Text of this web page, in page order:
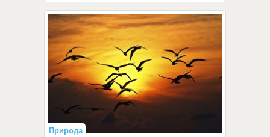
Природа